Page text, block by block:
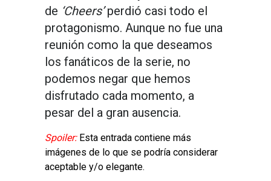
de ‘Cheers’perdió casi todo el
protagonismo. Aunque no fue una
reunión como la que deseamos
los fanáticos de la serie, no
podemos negar que hemos
disfrutado cada momento, a
pesar del a gran ausencia.
Spoiler: Esta entrada contiene más
imágenes de lo que se podría considerar
aceptable y/o elegante.